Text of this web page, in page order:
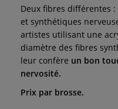
Deux fibres différentes
et synthétiques
artistes utilisant une
diamètre des fibres
leur confère un bon
nervosité.
Prix par brosse.